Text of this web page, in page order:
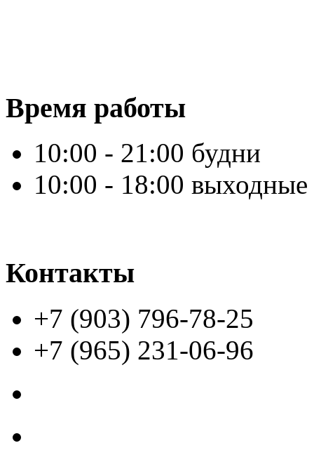
Время работы
10:00 - 21:00 будни
10:00 - 18:00 выходные
Контакты
+7 (903) 796-78-25
+7 (965) 231-06-96